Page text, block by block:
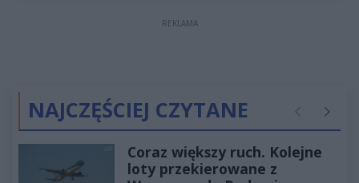
REKLAMA
NAJCZĘŚCIEJ CZYTANE Poprzednie
Coraz większy ruch. Kolejne
loty przekierowane z